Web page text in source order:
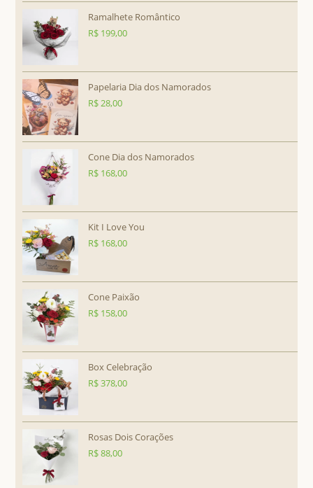
Ramalhete Romântico
R$ 199,00
Papelaria Dia dos Namorados
R$28,00
Cone Dia dos Namorados
R$ 168,00
Kit I Love You
R$ 168,00
Cone Paixão
R$ 158,00
Box Celebração
R$378,00
Rosas Dois Corações
R$88,00